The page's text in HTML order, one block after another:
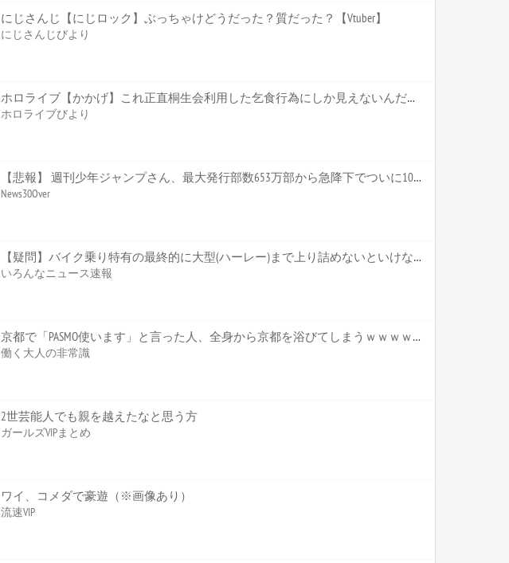
にじさんじ【にじロック】ぶっちゃけどうだった？質だった？【Vtuber】
にじさんじびより
ホロライブ【かかげ】これ正直桐生会利用した乞食行為にしか見えないんだがいいのかこれ かかげって直接関わりがあるわけじゃないだろ【Vtuber】
ホロライブびより
【悲報】 週刊少年ジャンプさん、最大発行部数653万部から急降下でついに100万部を割ってしまうwwwwww
News30Over
【疑問】バイク乗り特有の最終的に大型(ハーレー)まで上り詰めないといけない風潮←これ
いろんなニュース速報
京都で「PASMO使います」と言った人、全身から京都を浴びてしまうｗｗｗｗｗｗｗ
働く大人の非常識
2世芸能人でも親を越えたなと思う方
ガールズVIPまとめ
ワイ、コメダで豪遊（※画像あり）
流速VIP